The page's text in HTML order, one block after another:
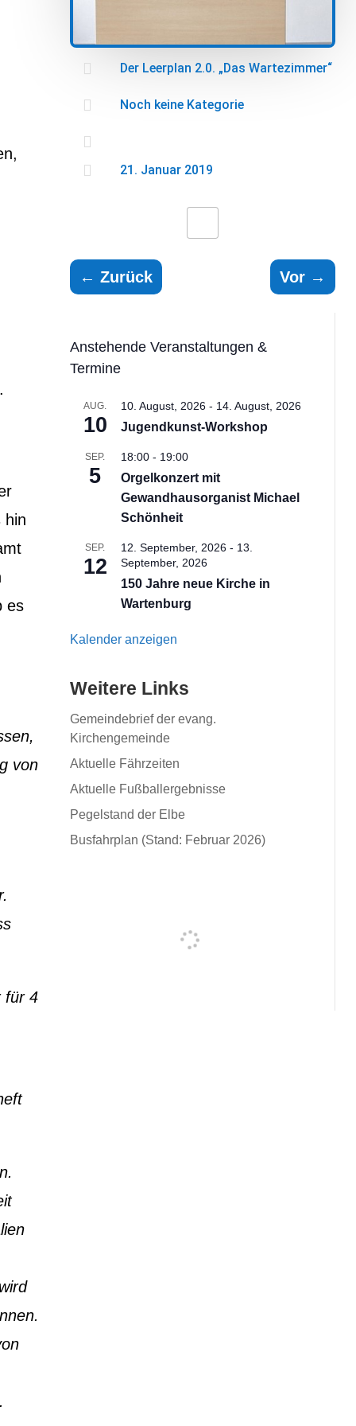
hin
es
von
für 4
 Der Leerplan 2.0. „Das Wartezimmer“
 Noch keine Kategorie


21. Januar 2019
← Zurück Vor→
Anstehende Veranstaltungen &
Termine
AUG.
10
10. August, 2026- 14. August, 2026
Jugendkunst-Workshop
SEP.
5
18:00- 19:00
Orgelkonzert mit
Gewandhausorganist Michael
Schönheit
SEP.
12
12. September, 2026- 13.
September, 2026
150 Jahre neue Kirche in
Wartenburg
Kalender anzeigen
Weitere Links
Gemeindebrief der evang.
Kirchengemeinde
Aktuelle Fährzeiten
Aktuelle Fußballergebnisse
Pegelstand der Elbe
Busfahrplan (Stand: Februar 2026)